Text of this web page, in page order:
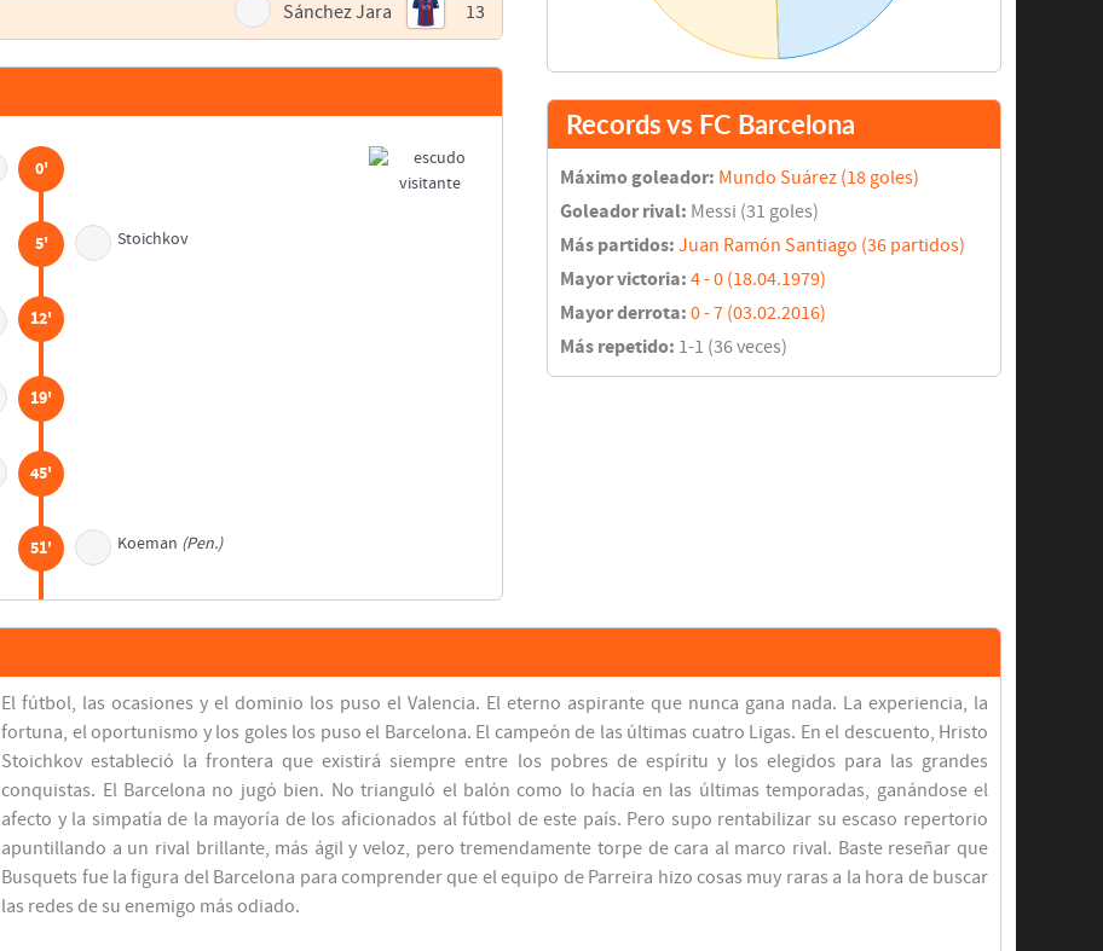
13
Sánchez Jara
0'
Stoichkov
5'
12'
19'
45'
Koeman (Pen.)
51'
52'
Ferrer
53'
Guardiola
57'
Records vs FC Barcelona
Máximo goleador: Mundo Suárez (18 goles)
Goleador rival: Messi (31 goles)
Más partidos: Juan Ramón Santiago (36 partidos)
Mayor victoria: 4 - 0 (18.04.1979)
Mayor derrota: 0 - 7 (03.02.2016)
Más repetido: 1-1 (36 veces)
El fútbol, las ocasiones y el dominio los puso el Valencia. El eterno aspirante que nunca gana nada. La experiencia, la
fortuna, el oportunismo y los goles los puso el Barcelona. El campeón de las últimas cuatro Ligas. En el descuento, Hristo
Stoichkov estableció la frontera que existirá siempre entre los pobres de espíritu y los elegidos para las grandes
conquistas. El Barcelona no jugó bien. No trianguló el balón como lo hacía en las últimas temporadas, ganándose el
afecto y la simpatía de la mayoría de los aficionados al fútbol de este país. Pero supo rentabilizar su escaso repertorio
apuntillando a un rival brillante, más ágil y veloz, pero tremendamente torpe de cara al marco rival. Baste reseñar que
Busquets fue la figura del Barcelona para comprender que el equipo de Parreira hizo cosas muy raras a la hora de buscar
las redes de su enemigo más odiado.